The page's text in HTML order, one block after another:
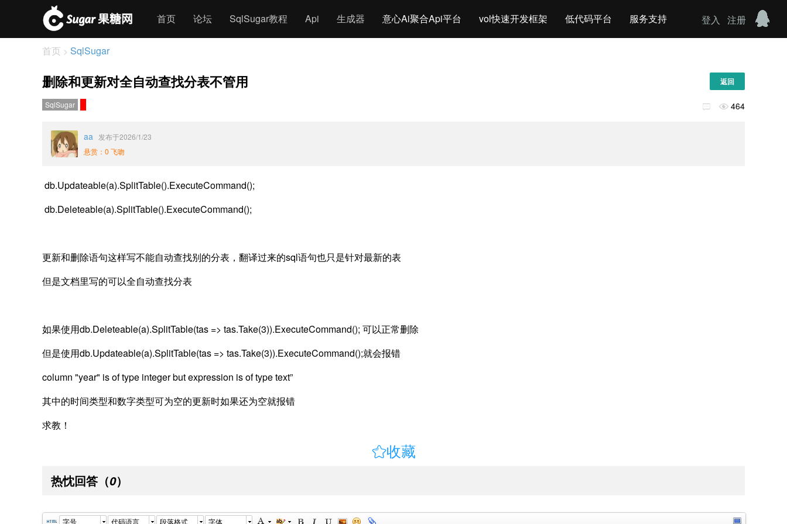
首页 论坛 SqlSugar教程 Api 生成器 意心Ai聚合Api平台 vol快速开发框架 低代码平台 服务支持 登入 注册
首页 > SqlSugar
删除和更新对全自动查找分表不管用 返回
SqlSugar   464
aa 发布于2026/1/23
悬赏：0 飞吻
db.Updateable(a).SplitTable().ExecuteCommand();
db.Deleteable(a).SplitTable().ExecuteCommand();
更新和删除语句这样写不能自动查找别的分表，翻译过来的sql语句也只是针对最新的表
但是文档里写的可以全自动查找分表
如果使用db.Deleteable(a).SplitTable(tas => tas.Take(3)).ExecuteCommand(); 可以正常删除
但是使用db.Updateable(a).SplitTable(tas => tas.Take(3)).ExecuteCommand();就会报错
column "year" is of type integer but expression is of type text”
其中的时间类型和数字类型可为空的更新时如果还为空就报错
求教！
收藏
热忱回答 （0）
字号 代码语言 段落格式 字体